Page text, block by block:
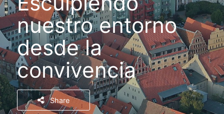
nuestro entorno
desde la
convivencia
Share